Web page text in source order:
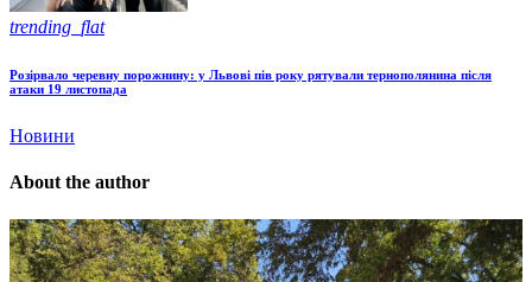
trending_flat
Розірвало черевну порожнину: у Львові пів року рятували тернополянина після
атаки 19 листопада
Новини
About the author